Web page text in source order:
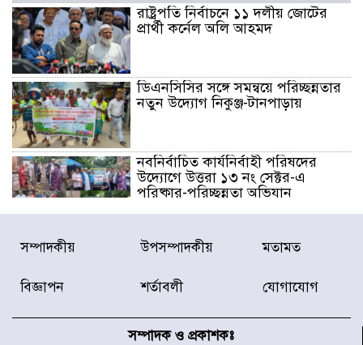
রাষ্ট্রপতি নির্বাচনে ১১ দলীয় জোটের
প্রার্থী কর্নেল অলি আহমদ
ডিএনসিসির সঙ্গে সমন্বয়ে পরিচ্ছন্নতার
নতুন উদ্যোগ নিকুঞ্জ-টানপাড়ায়
নবনির্বাচিত কার্যনির্বাহী পরিষদের
উদ্যোগে উত্তরা ১৩ নং সেক্টর-এ
পরিষ্কার-পরিচ্ছন্নতা অভিযান
ডিএমপির অভিযানে ২৪ ঘণ্টায় গ্রেপ্তার
৫০৪, উদ্ধার মাদক-অস্ত্র
সাগরে অবমুক্ত
সম্পাদকীয় উপসম্পাদকীয় মতামত
বিজ্ঞাপন শর্তাবলী যোগাযোগ
সম্পাদক ও প্রকাশকঃ